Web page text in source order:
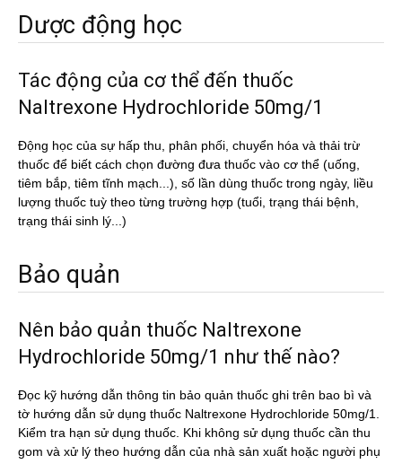
Dược động học
Tác động của cơ thể đến thuốc
Naltrexone Hydrochloride 50mg/1
Động học của sự hấp thu, phân phối, chuyển hóa và thải trừ
thuốc để biết cách chọn đường đưa thuốc vào cơ thể (uống,
tiêm bắp, tiêm tĩnh mạch...), số lần dùng thuốc trong ngày, liều
lượng thuốc tuỳ theo từng trường hợp (tuổi, trạng thái bệnh,
trạng thái sinh lý...)
Bảo quản
Nên bảo quản thuốc Naltrexone
Hydrochloride 50mg/1 như thế nào?
Đọc kỹ hướng dẫn thông tin bảo quản thuốc ghi trên bao bì và
tờ hướng dẫn sử dụng thuốc Naltrexone Hydrochloride 50mg/1.
Kiểm tra hạn sử dụng thuốc. Khi không sử dụng thuốc cần thu
gom và xử lý theo hướng dẫn của nhà sản xuất hoặc người phụ